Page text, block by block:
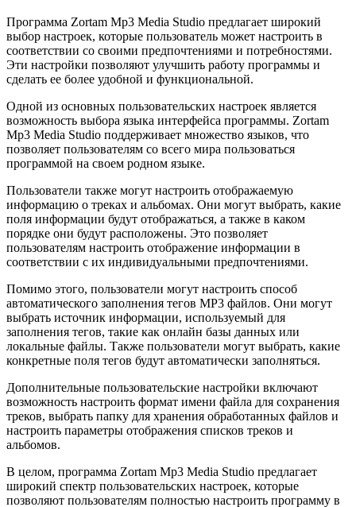
Программа Zortam Mp3 Media Studio предлагает широкий
выбор настроек, которые пользователь может настроить в
соответствии со своими предпочтениями и потребностями.
Эти настройки позволяют улучшить работу программы и
сделать ее более удобной и функциональной.
Одной из основных пользовательских настроек является
возможность выбора языка интерфейса программы. Zortam
Mp3 Media Studio поддерживает множество языков, что
позволяет пользователям со всего мира пользоваться
программой на своем родном языке.
Пользователи также могут настроить отображаемую
информацию о треках и альбомах. Они могут выбрать, какие
поля информации будут отображаться, а также в каком
порядке они будут расположены. Это позволяет
пользователям настроить отображение информации в
соответствии с их индивидуальными предпочтениями.
Помимо этого, пользователи могут настроить способ
автоматического заполнения тегов MP3 файлов. Они могут
выбрать источник информации, используемый для
заполнения тегов, такие как онлайн базы данных или
локальные файлы. Также пользователи могут выбрать, какие
конкретные поля тегов будут автоматически заполняться.
Дополнительные пользовательские настройки включают
возможность настроить формат имени файла для сохранения
треков, выбрать папку для хранения обработанных файлов и
настроить параметры отображения списков треков и
альбомов.
В целом, программа Zortam Mp3 Media Studio предлагает
широкий спектр пользовательских настроек, которые
позволяют пользователям полностью настроить программу в